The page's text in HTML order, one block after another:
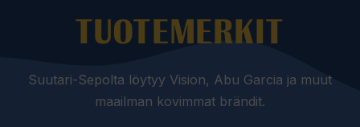
TUOTEMERKIT
Suutari-Sepolta löytyy Vision, Abu Garcia ja muut
maailman kovimmat brändit.